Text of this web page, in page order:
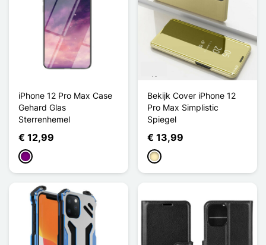
iPhone 12 Pro Max Case
Gehard Glas
Sterrenhemel
€ 12,99
Purper
Bekijk Cover iPhone 12
Pro Max Simplistic
Spiegel
€ 13,99
Golden